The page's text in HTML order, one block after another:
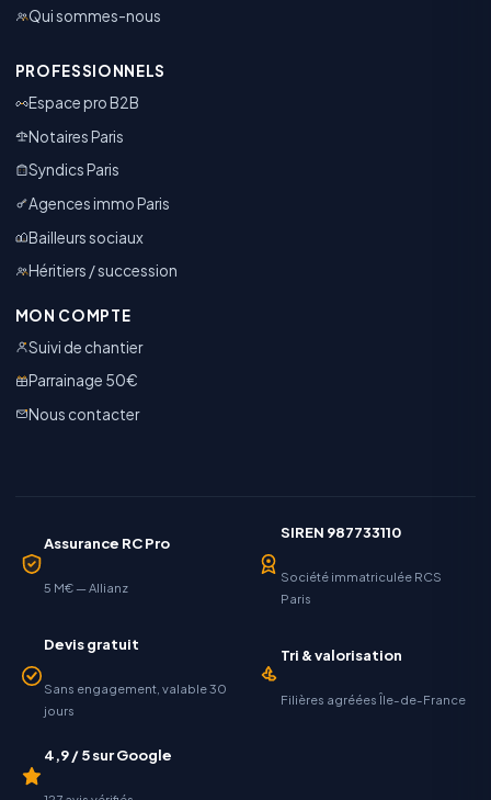
Qui sommes-nous
PROFESSIONNELS
Espace pro B2B
Notaires Paris
Syndics Paris
Agences immo Paris
Bailleurs sociaux
Héritiers / succession
MON COMPTE
Suivi de chantier
Parrainage 50€
Nous contacter
Assurance RC Pro
5 M€ — Allianz
SIREN 987733110
Société immatriculée RCS
Paris
Devis gratuit
Sans engagement, valable 30
jours
Tri & valorisation
Filières agréées Île-de-France
4,9 / 5 sur Google